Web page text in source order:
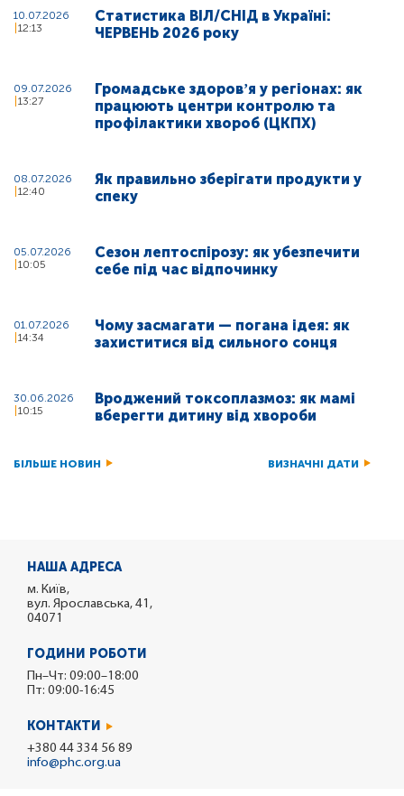
10.07.2026
12:13
Статистика ВІЛ/СНІД в Україні:
ЧЕРВЕНЬ 2026 року
09.07.2026
13:27
Громадське здоровʼя у регіонах: як
працюють центри контролю та
профілактики хвороб (ЦКПХ)
08.07.2026
12:40
Як правильно зберігати продукти у
спеку
05.07.2026
10:05
Сезон лептоспірозу: як убезпечити
себе під час відпочинку
01.07.2026
14:34
Чому засмагати — погана ідея: як
захиститися від сильного сонця
30.06.2026
10:15
Вроджений токсоплазмоз: як мамі
вберегти дитину від хвороби
БІЛЬШЕ НОВИН ВИЗНАЧНІ ДАТИ
НАША АДРЕСА
м. Київ,
вул. Ярославська, 41,
04071
ГОДИНИ РОБОТИ
Пн–Чт: 09:00–18:00
Пт: 09:00-16:45
КОНТАКТИ
+380 44 334 56 89
info@phc.org.ua